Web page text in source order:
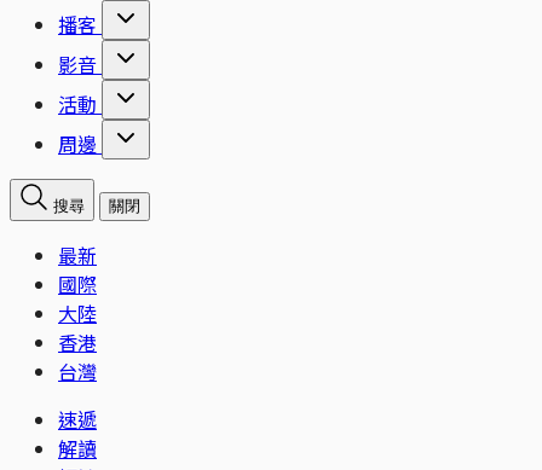
播客
影音
活動
周邊
搜尋 關閉
最新
國際
大陸
香港
台灣
速遞
解讀